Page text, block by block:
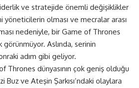
ve stratejide önemli değişiklikler
olması ve mecralar arası
nedeniyle, bir Game of Thrones
görünmüyor. Aslında, serinin
adım gibi geliyor.
Thrones dünyasının çok geniş olduğu
Buz ve Ateşin Şarkısı’ndaki olaylara